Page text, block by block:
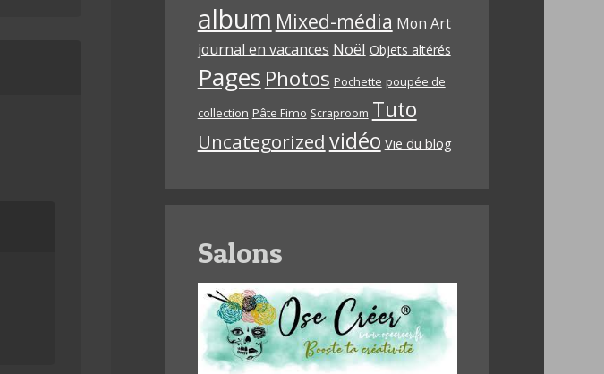
album Mixed-média Mon Art
journal en vacances Noël Objets altérés
Pages Photos Pochette poupée de
collection Pâte Fimo Scraproom Tuto
Uncategorized vidéo Vie du blog
Salons